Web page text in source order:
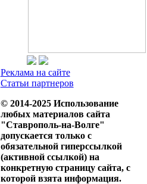
Реклама на сайте
Статьи партнеров
© 2014-2025 Использование
любых материалов сайта
"Ставрополь-на-Волге"
допускается только с
обязательной гиперссылкой
(активной ссылкой) на
конкретную страницу сайта, с
которой взята информация.